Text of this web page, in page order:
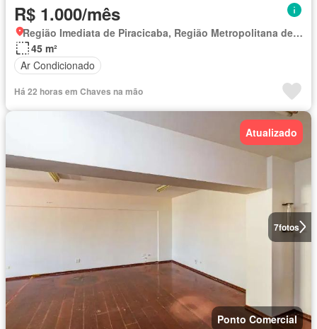
R$ 1.000/mês
Região Imediata de Piracicaba, Região Metropolitana de Piracicaba
45 m²
Ar Condicionado
Há 22 horas em Chaves na mão
7fotos
Atualizado
Ponto Comercial